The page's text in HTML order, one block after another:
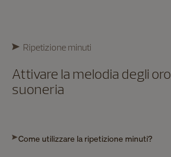
Ripetizione minuti
Attivare la melodia degli
suoneria
Come utilizzare la ripetizione minuti?